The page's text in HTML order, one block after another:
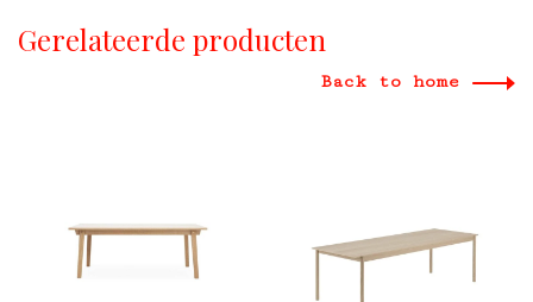
Gerelateerde producten
Back to home